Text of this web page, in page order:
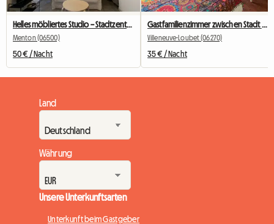
Helles möbliertes Studio – Stadtzentrum von Menton – Bahnhof & Strand zu Fuß erreichbar
Menton (06500)
50 € / Nacht
Villeneuve-Loubet (06270)
35 € / Nacht
Land
Währung
Unsere Unterkunftsarten
Unterkunft beim Gastgeber